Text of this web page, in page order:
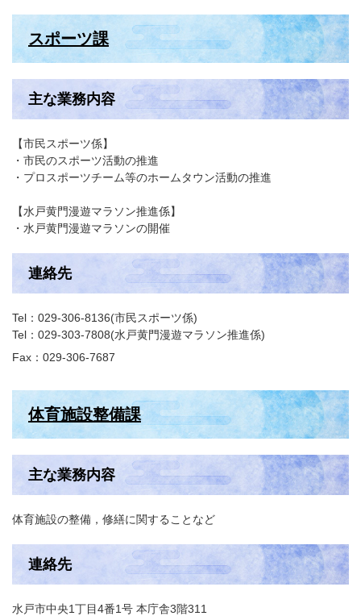
スポーツ課
主な業務内容
【市民スポーツ係】
・市民のスポーツ活動の推進
・プロスポーツチーム等のホームタウン活動の推進
【水戸黄門漫遊マラソン推進係】
・水戸黄門漫遊マラソンの開催
連絡先
Tel：029-306-8136 市民スポーツ係
Tel：029-303-7808 水戸黄門漫遊マラソン推進係
Fax：029-306-7687
体育施設整備課
主な業務内容
体育施設の整備，修繕に関することなど
連絡先
水戸市中央1丁目4番1号 本庁舎3階311